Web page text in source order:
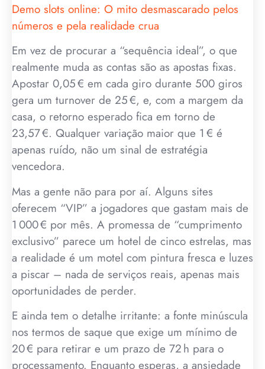
Demo slots online: O mito desmascarado pelos
números e pela realidade crua
Em vez de procurar a “sequência ideal”, o que
realmente muda as contas são as apostas fixas.
Apostar 0,05 € em cada giro durante 500 giros
gera um turnover de 25 €, e, com a margem da
casa, o retorno esperado fica em torno de
23,57 €. Qualquer variação maior que 1 € é
apenas ruído, não um sinal de estratégia
vencedora.
Mas a gente não para por aí. Alguns sites
oferecem “VIP” a jogadores que gastam mais de
1 000 € por mês. A promessa de “cumprimento
exclusivo” parece um hotel de cinco estrelas, mas
a realidade é um motel com pintura fresca e luzes
a piscar – nada de serviços reais, apenas mais
oportunidades de perder.
E ainda tem o detalhe irritante: a fonte minúscula
nos termos de saque que exige um mínimo de
20 € para retirar e um prazo de 72 h para o
processamento. Enquanto esperas, a ansiedade